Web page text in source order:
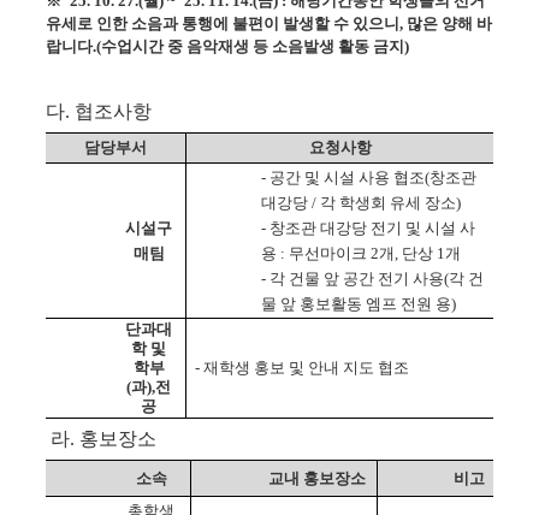
유세로 인한 소음과 통행에 불편이 발생할 수 있으니 , 많은 양해 바
랍니다.(수업시간 중 음악재생 등 소음발생 활동 금지 )
다. 협조사항
담당부서 요청사항
시설구
매팀
- 공간 및 시설 사용 협조(창조관
대강당/ 각 학생회 유세 장소)
- 창조관 대강당 전기 및 시설 사
용 : 무선마이크2개, 단상 1개
- 각 건물 앞 공간 전기 사용(각 건
물 앞 홍보활동 엠프 전원 용)
단과대
학 및
학부
(과),전
공
- 재학생 홍보 및 안내 지도 협조
라. 홍보장소
소속 교내 홍보장소
비고
총학생